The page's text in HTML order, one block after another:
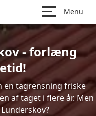
Menu
- forlæng
en tagrensning friske
af taget i flere år. Men